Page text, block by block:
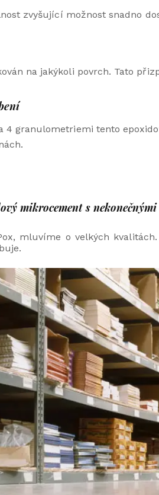
zvyšující možnost snadno
na jakýkoli povrch. Tato
4 granulometriemi tento
mikrocement s
mluvíme o velkých